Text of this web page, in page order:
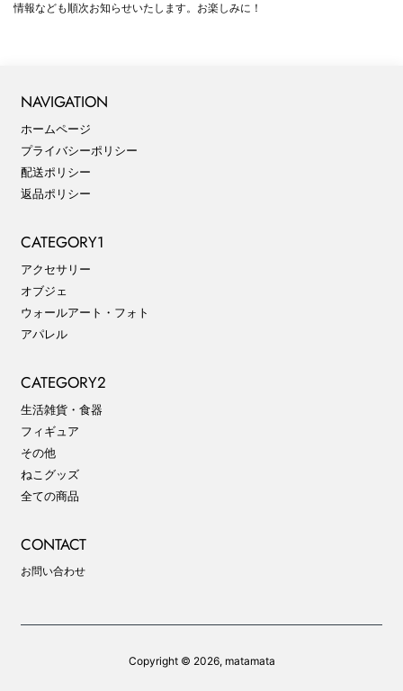
情報なども順次お知らせいたします。お楽しみに！
NAVIGATION
ホームページ
プライバシーポリシー
配送ポリシー
返品ポリシー
CATEGORY1
アクセサリー
オブジェ
ウォールアート・フォト
アパレル
CATEGORY2
生活雑貨・食器
フィギュア
その他
ねこグッズ
全ての商品
CONTACT
お問い合わせ
Copyright © 2026, matamata